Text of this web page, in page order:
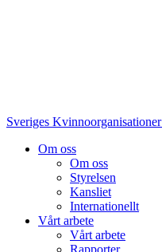
Sveriges Kvinnoorganisationer
Om oss
Om oss
Styrelsen
Kansliet
Internationellt
Vårt arbete
Vårt arbete
Rapporter